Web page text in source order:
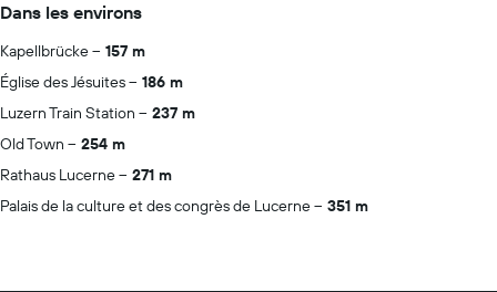
Dans les environs
Kapellbrücke
157 m
Église des Jésuites
186 m
Luzern Train Station
237 m
Old Town
254 m
Rathaus Lucerne
271 m
Palais de la culture et des congrès de Lucerne
351 m